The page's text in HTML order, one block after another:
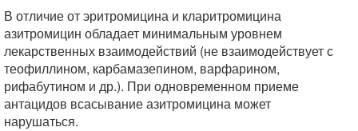
В отличие от эритромицина и кларитромицина
азитромицин обладает минимальным уровнем
лекарственных взаимодействий (не взаимодействует с
теофиллином, карбамазепином, варфарином,
рифабутином и др.). При одновременном приеме
антацидов всасывание азитромицина может
нарушаться.